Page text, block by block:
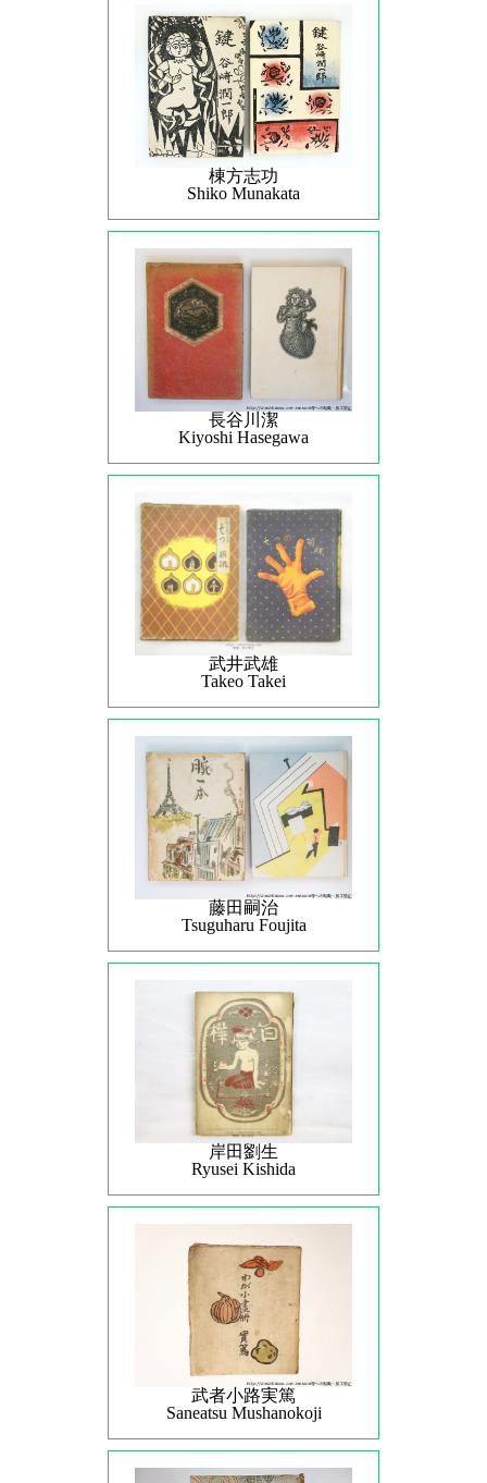
棟方志功
Shiko Munakata
長谷川潔
Kiyoshi Hasegawa
武井武雄
Takeo Takei
藤田嗣治
Tsuguharu Foujita
岸田劉生
Ryusei Kishida
武者小路実篤
Saneatsu Mushanokoji